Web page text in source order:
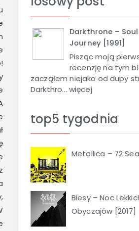
Darkthrone –
Journey [1991]
Pisząc moją
recenzję na tym
zacząłem niejako od dupy
Darkthro... więcej
top5 tygodnia
Metallica – 72
Biesy – Noc
Obyczajów [2017]